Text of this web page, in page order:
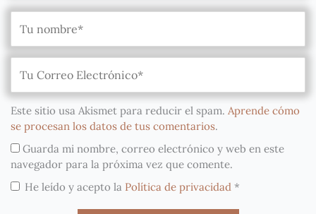
Este sitio usa Akismet para reducir el spam. Aprende cómo
se procesan los datos de tus comentarios.
Guarda mi nombre, correo electrónico y web en este
navegador para la próxima vez que comente.
He leído y acepto la Política de privacidad *